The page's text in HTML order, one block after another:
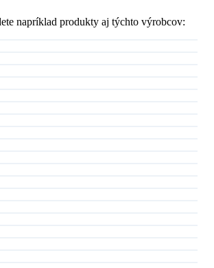
napríklad produkty aj týchto výrobcov: